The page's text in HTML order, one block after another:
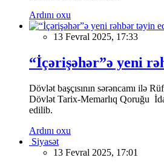
Ardını oxu
13 Fevral 2025, 17:33
“İçərişəhər”ə yeni
Dövlət başçısının sərəncamı ilə
Dövlət Tarix-Memarlıq Qoruğu
edilib.
Ardını oxu
Siyasət
13 Fevral 2025, 17:01